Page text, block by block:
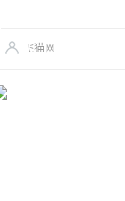
飞猫网